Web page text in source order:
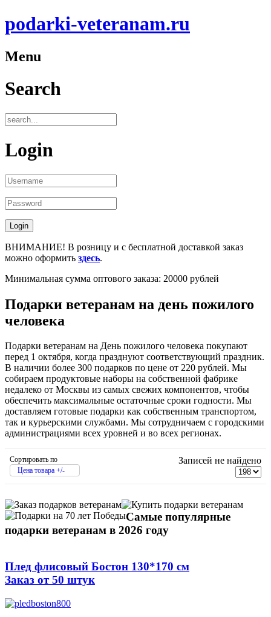
podarki-veteranam.ru
Menu
Search
Login
ВНИМАНИЕ! В розницу и с бесплатной доставкой заказ
можно оформить здесь.
Минимальная сумма оптового заказа: 20000 рублей
Подарки ветеранам на день пожилого
человека
Подарки ветеранам на День пожилого человека покупают
перед 1 октября, когда празднуют соответствующий праздник.
В наличии более 300 подарков по цене от 220 рублей. Мы
собираем продуктовые наборы на собственной фабрике
недалеко от Москвы из самых свежих компонентов, чтобы
обеспечить максимальные остаточные сроки годности. Мы
доставляем готовые подарки как собственным транспортом,
так и курьерскими службами. Мы сотрудничаем с городскими
администрациями всех уровней и во всех регионах.
Сортировать по
Цена товара +/-
Записей не найдено
Самые популярные
подарки ветеранам в 2026 году
Плед флисовый Бостон 130*170 см
Заказ от 50 штук